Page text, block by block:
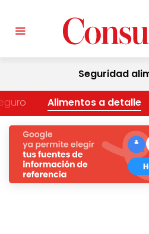
Seguridad
Alimentos a detalle